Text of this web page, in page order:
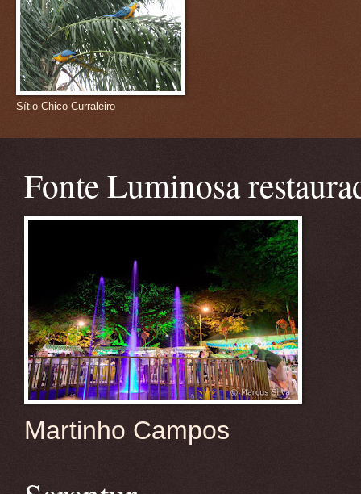
Sítio Chico Curraleiro
Fonte Luminosa
Martinho Campos